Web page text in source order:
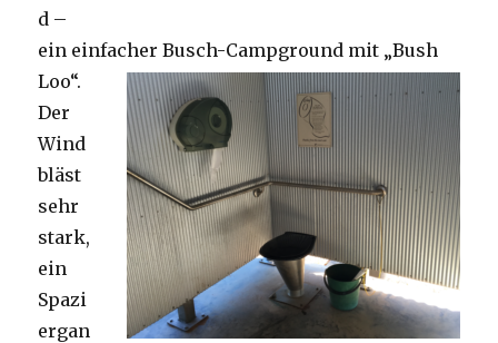
d –
ein einfacher Busch-Campground mit „Bush
Loo“.
Der
Wind
bläst
sehr
stark,
ein
Spazi
ergan